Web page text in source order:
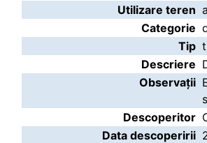
Utilizare teren
Categorie
Tip
Descriere
Observații
Descoperitor
Data descoperirii